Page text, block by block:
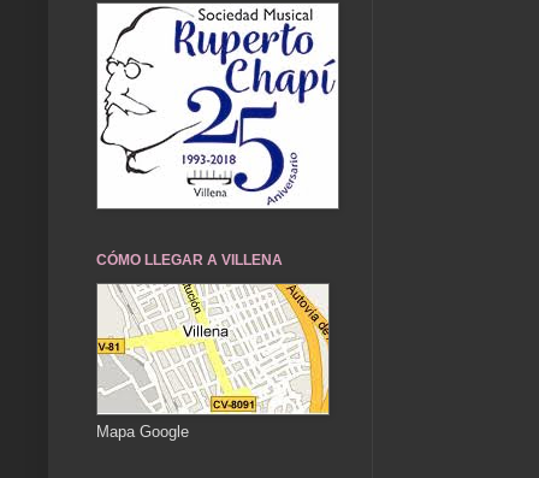
CÓMO LLEGAR A VILLENA
Mapa Google